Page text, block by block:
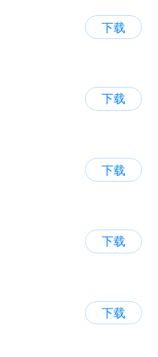
下载
下载
下载
下载
下载